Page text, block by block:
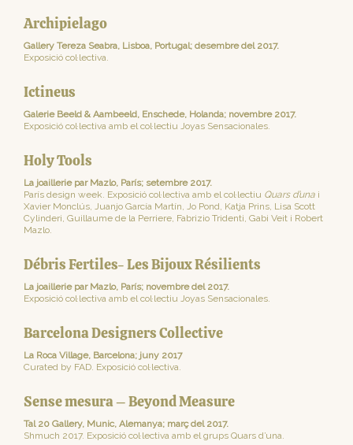
Archipielago
Gallery Tereza Seabra, Lisboa, Portugal; desembre del 2017.
Exposició col·lectiva.
Ictineus
Galerie Beeld & Aambeeld, Enschede, Holanda; novembre 2017.
Exposició col·lectiva amb el col·lectiu Joyas Sensacionales.
Holy Tools
La joaillerie par Mazlo, París; setembre 2017.
París design week. Exposició col·lectiva amb el col·lectiu Quars d’una i
Xavier Monclús, Juanjo García Martín, Jo Pond, Katja Prins, Lisa Scott
Cylinderi, Guillaume de la Perriere, Fabrizio Tridenti, Gabi Veit i Robert
Mazlo.
Débris Fertiles- Les Bijoux Résilients
La joaillerie par Mazlo, París; novembre del 2017.
Exposició col·lectiva amb el col·lectiu Joyas Sensacionales.
Barcelona Designers Collective
La Roca Village, Barcelona; juny 2017
Curated by FAD. Exposició col·lectiva.
Sense mesura – Beyond Measure
Tal 20 Gallery, Munic, Alemanya; març del 2017.
Shmuch 2017. Exposició col·lectiva amb el grups Quars d’una.